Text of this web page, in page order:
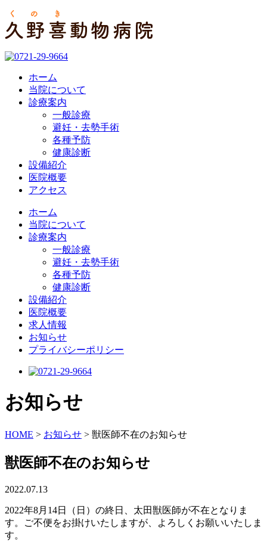
ホーム
当院について
診療案内
一般診療
避妊・去勢手術
各種予防
健康診断
設備紹介
医院概要
アクセス
ホーム
当院について
診療案内
一般診療
避妊・去勢手術
各種予防
健康診断
設備紹介
医院概要
求人情報
お知らせ
プライバシーポリシー
お知らせ
HOME > お知らせ > 獣医師不在のお知らせ
獣医師不在のお知らせ
2022.07.13
2022年8月14日（日）の終日、太田獣医師が不在となりま
す。ご不便をお掛けいたしますが、よろしくお願いいたしま
す。